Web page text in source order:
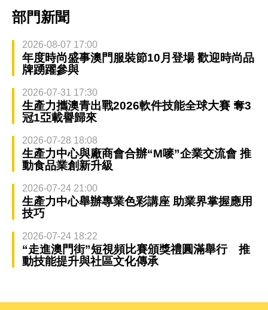
部門新聞
2026-08-07 17:00
年度時尚盛事澳門服裝節10月登場 歡迎時尚品
牌踴躍參與
2026-07-31 17:30
生產力攜澳青出戰2026軟件技能全球大賽 奪3
冠1亞載譽歸來
2026-07-28 18:08
生產力中心與廠商會合辦“M嘜”企業交流會 推
動食品業創新升級
2026-07-24 21:00
生產力中心舉辦專業色彩講座 助業界掌握應用
技巧
2026-07-24 18:22
“走進澳門街”短視頻比賽頒獎禮圓滿舉行 推
動技能提升與社區文化傳承